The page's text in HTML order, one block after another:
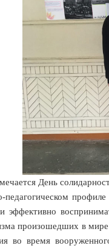
испытаний для лиц с
«ГК г. СЫЗРАНИ»
поддержкой
«входных фильтров»
День
педагогическом
эффективно
произошедших в
во время